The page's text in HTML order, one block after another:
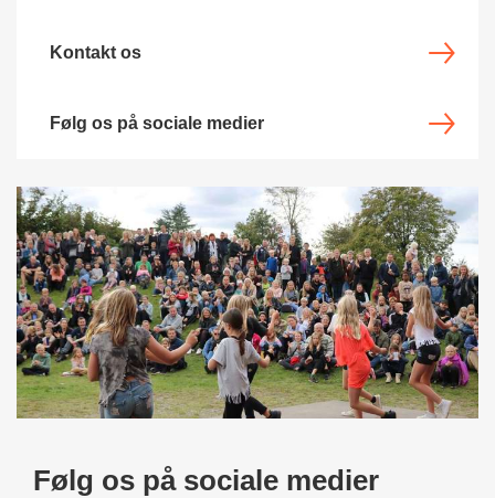
Kontakt os
Følg os på sociale medier
Følg os på sociale medier